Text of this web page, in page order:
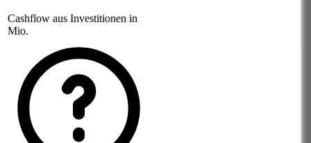
Cashflow aus Investitionen in
Mio.